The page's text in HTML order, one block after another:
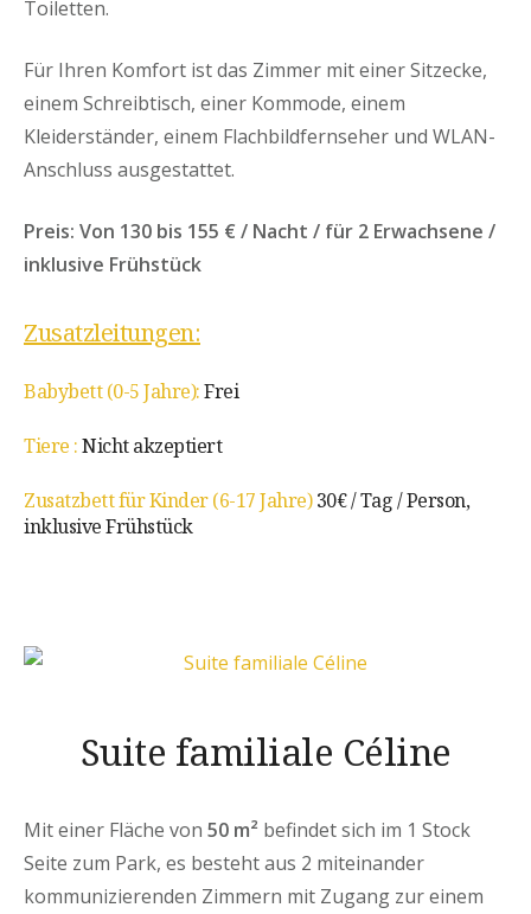
Toiletten.
Für Ihren Komfort ist das Zimmer mit einer Sitzecke,
einem Schreibtisch, einer Kommode, einem
Kleiderständer, einem Flachbildfernseher und WLAN-
Anschluss ausgestattet.
Preis: Von 130 bis 155 € / Nacht / für 2 Erwachsene /
inklusive Frühstück
Zusatzleitungen:
Babybett (0-5 Jahre):Frei
Tiere :Nicht akzeptiert
Zusatzbett für Kinder (6-17 Jahre)30€ / Tag / Person,
inklusive Frühstück
Suite familiale Céline
Mit einer Fläche von 50 m² befindet sich im 1 Stock
Seite zum Park, es besteht aus 2 miteinander
kommunizierenden Zimmern mit Zugang zur einem